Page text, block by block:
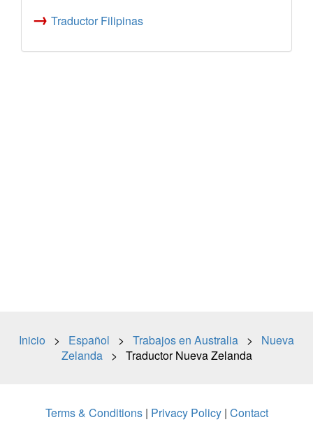
→ Traductor Filipinas
Inicio > Español > Trabajos en Australia > Nueva
Zelanda> Traductor Nueva Zelanda
Terms & Conditions| Privacy Policy| Contact